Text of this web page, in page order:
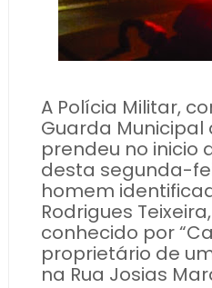
A Polícia Militar,
Guarda Municipal
prendeu no inicio
desta segunda-
homem
Rodrigues
conhecido por
proprietário de
na Rua Josias